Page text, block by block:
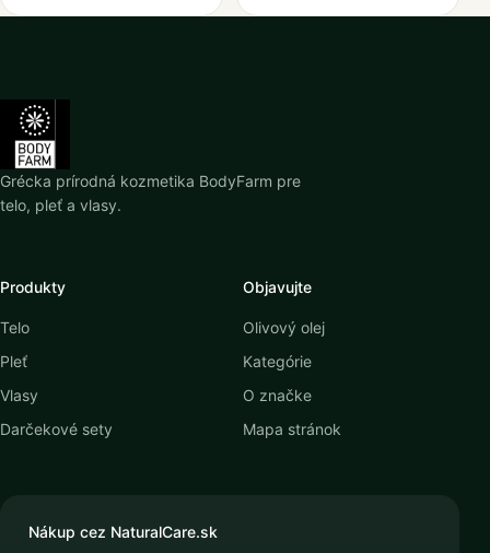
Grécka prírodná kozmetika BodyFarm pre
telo, pleť a vlasy.
Produkty
Telo
Pleť
Vlasy
Darčekové sety
Objavujte
Olivový olej
Kategórie
O značke
Mapa stránok
Nákup cez NaturalCare.sk